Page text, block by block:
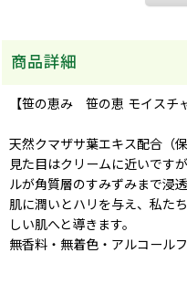
商品詳細
【笹の恵み 笹の恵 モイスチ
天然クマザサ葉エキス配合（保
見た目はクリームに近いです
ルが角質層のすみずみまで浸透
肌に潤いとハリを与え、私た
しい肌へと導きます。
無香料・無着色・アルコール